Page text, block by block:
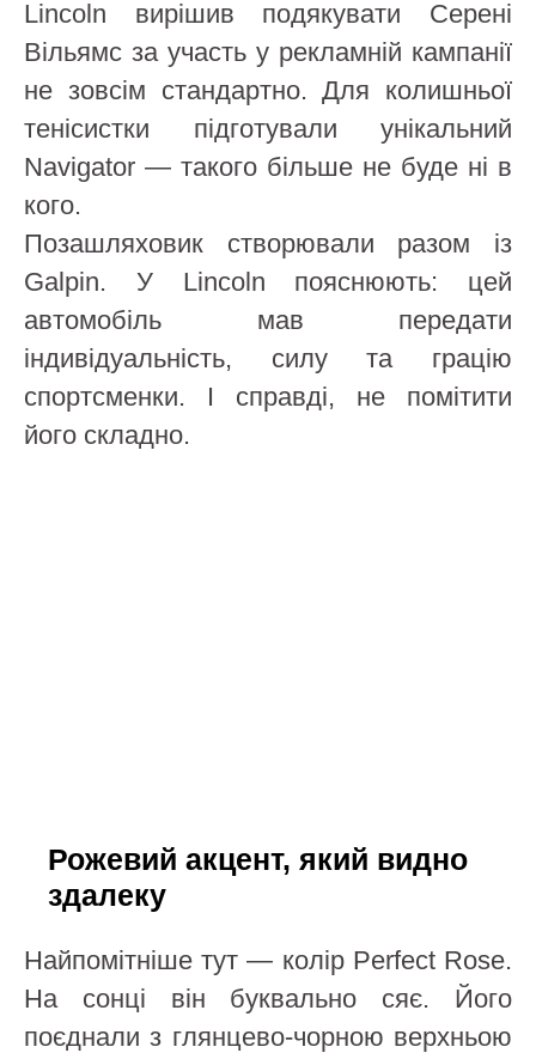
Lincoln вирішив подякувати Серені
Вільямс за участь у рекламній кампанії
не зовсім стандартно. Для колишньої
тенісистки підготували унікальний
Navigator — такого більше не буде ні в
кого.
Позашляховик створювали разом із
Galpin. У Lincoln пояснюють: цей
автомобіль мав передати
індивідуальність, силу та грацію
спортсменки. І справді, не помітити
його складно.
Рожевий акцент, який видно
здалеку
Найпомітніше тут — колір Perfect Rose.
На сонці він буквально сяє. Його
поєднали з глянцево-чорною верхньою